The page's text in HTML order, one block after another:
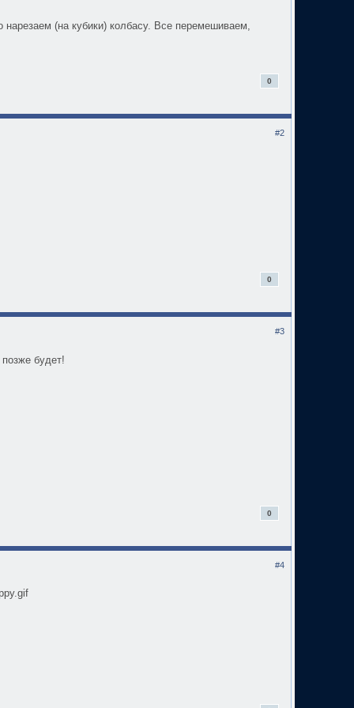
(на кубики) колбасу. Все перемешиваем,
0
#2
0
#3
будет!
0
#4